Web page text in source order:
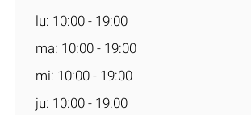
lu: 10:00 - 19:00
ma: 10:00 - 19:00
mi: 10:00 - 19:00
ju: 10:00 - 19:00